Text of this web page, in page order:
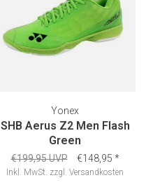
Yonex
SHB Aerus Z2 Men Flash
Green
€199,95 UVP €148,95 *
Inkl. MwSt. zzgl. Versandkosten